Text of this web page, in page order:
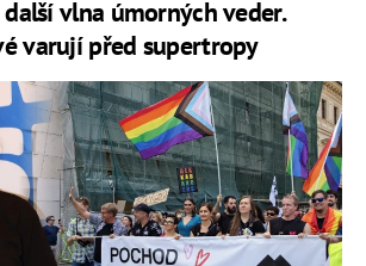
vlna úmorných veder.
varují před supertropy